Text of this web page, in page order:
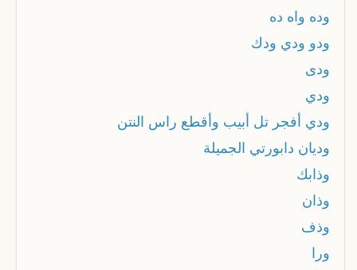
وده واه ده
ودو ودي ودك
ودى
ودي
ودي أفجر تل أبيب وأقطع راس النتن
وديان دابورتي الجميلة
وذابك
وذان
وذف
ورا